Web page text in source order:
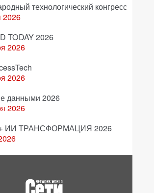
технологический конгресс
2026
TODAY 2026
2026
2026
данными 2026
2026
+ ИИ ТРАНСФОРМАЦИЯ 2026